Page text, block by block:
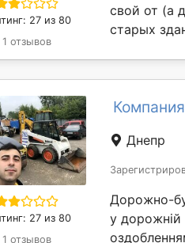
27 из 80
1 отзывов
свой от (а
старых
27 из 80
1 отзывов
Днепр
Дорожно-
у дорожній